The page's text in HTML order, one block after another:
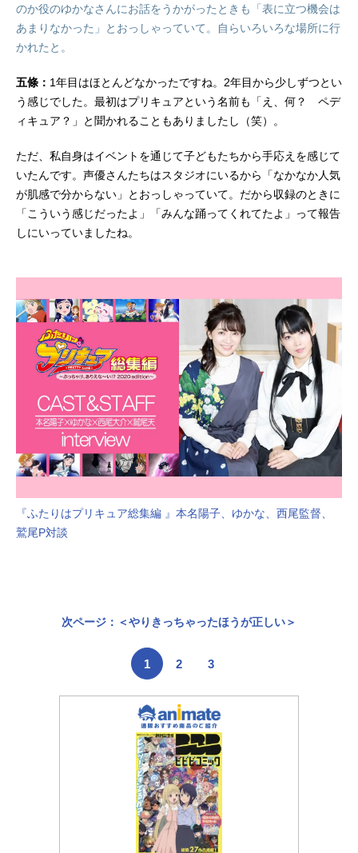
のか役のゆかなさんにお話をうかがったときも「表に立つ機会は
あまりなかった」とおっしゃっていて。自らいろいろな場所に行
かれたと。
五條： 1年目はほとんどなかったですね。2年目から少しずつとい
う感じでした。最初はプリキュアという名前も「え、何？ ペデ
ィキュア？」と聞かれることもありましたし（笑）。
ただ、私自身はイベントを通じて子どもたちから手応えを感じて
いたんです。声優さんたちはスタジオにいるから「なかなか人気
が肌感で分からない」とおっしゃっていて。だから収録のときに
「こういう感じだったよ」「みんな踊ってくれてたよ」って報告
しにいっていましたね。
『ふたりはプリキュア総集編 』本名陽子、ゆかな、西尾監督、
鷲尾P対談
次ページ：＜やりきっちゃったほうが正しい＞
1 2 3